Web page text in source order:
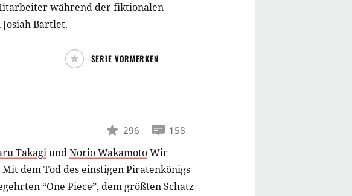
während der fiktionalen
Bartlet.
SERIE VORMERKEN
296 158
TakagiundNorio WakamotoWir
dem Tod des einstigen Piratenkönigs
“One Piece”, dem größten Schatz